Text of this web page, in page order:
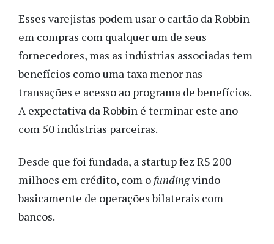
Esses varejistas podem usar o cartão da Robbin
em compras com qualquer um de seus
fornecedores, mas as indústrias associadas tem
benefícios como uma taxa menor nas
transações e acesso ao programa de benefícios.
A expectativa da Robbin é terminar este ano
com 50 indústrias parceiras.
Desde que foi fundada, a startup fez R$ 200
milhões em crédito, com o fundingvindo
basicamente de operações bilaterais com
bancos.